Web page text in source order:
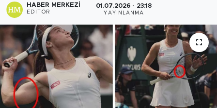
HABER MERKEZI
EDITÖR
01.07.2026 - 23:18
YAYINLANMA
Sanat
Spor
Teknoloji